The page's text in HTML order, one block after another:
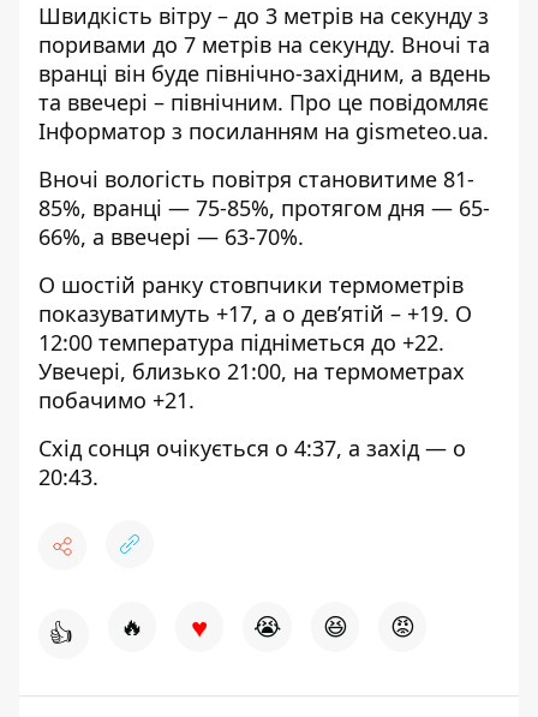
Швидкість вітру – до 3 метрів на секунду з
поривами до 7 метрів на секунду. Вночі та
вранці він буде північно-західним, а вдень
та ввечері – північним. Про це повідомляє
Інформатор з посиланням на gismeteo.ua.
Вночі вологість повітря становитиме 81-
85%, вранці — 75-85%, протягом дня — 65-
66%, а ввечері — 63-70%.
О шостій ранку стовпчики термометрів
показуватимуть +17, а о дев’ятій – +19. О
12:00 температура підніметься до +22.
Увечері, близько 21:00, на термометрах
побачимо +21.
Схід сонця очікується о 4:37, а захід — о
20:43.
👍 🔥 ♥ 😭 😆 😡